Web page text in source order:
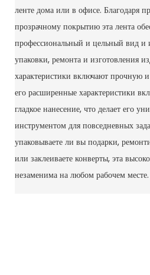
ленте дома или в офисе. Благодаря
прозрачному покрытию эта лента
профессиональный и цельный вид и
упаковки, ремонта и изготовления
характеристики включают прочную
его расширенные характеристики
гладкое нанесение, что делает его
инструментом для повседневных
упаковываете ли вы подарки,
или заклеиваете конверты, эта
незаменима на любом рабочем месте.